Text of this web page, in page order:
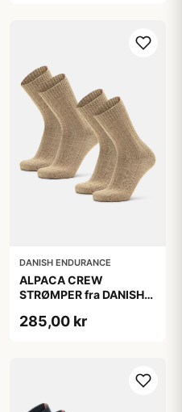
DANISH ENDURANCE
ALPACA CREW
STRØMPER fra DANISH
38, Varm og åndbar
285,00 kr